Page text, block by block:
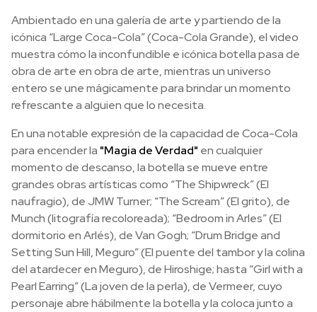
Ambientado en una galería de arte y partiendo de la
icónica “Large Coca-Cola” (Coca-Cola Grande), el video
muestra cómo la inconfundible e icónica botella pasa de
obra de arte en obra de arte, mientras un universo
entero se une mágicamente para brindar un momento
refrescante a alguien que lo necesita.
En una notable expresión de la capacidad de Coca-Cola
para encender la "Magia de Verdad" en cualquier
momento de descanso, la botella se mueve entre
grandes obras artísticas como “The Shipwreck” (El
naufragio), de JMW Turner; “The Scream” (El grito), de
Munch (litografía recoloreada); “Bedroom in Arles” (El
dormitorio en Arlés), de Van Gogh; “Drum Bridge and
Setting Sun Hill, Meguro” (El puente del tambor y la colina
del atardecer en Meguro), de Hiroshige; hasta “Girl with a
Pearl Earring” (La joven de la perla), de Vermeer, cuyo
personaje abre hábilmente la botella y la coloca junto a